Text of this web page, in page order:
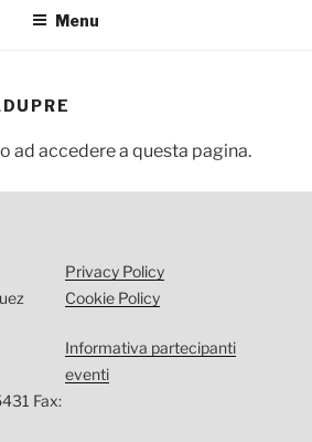
Menu
ad accedere a questa pagina.
Fax:
Privacy Policy
Cookie Policy
Informativa partecipanti
eventi